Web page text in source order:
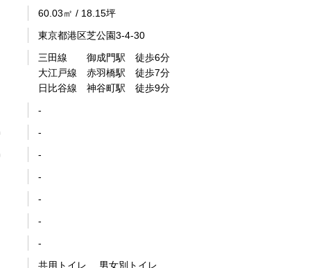
60.03㎡ / 18.15坪
東京都港区芝公園3-4-30
三田線 御成門駅 徒歩6分
大江戸線 赤羽橋駅 徒歩7分
日比谷線 神谷町駅 徒歩9分
-
-
-
-
-
-
-
共用トイレ 男女別トイレ